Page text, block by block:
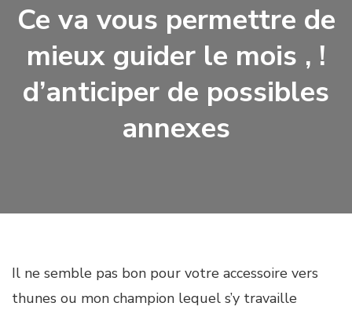
Ce va vous permettre de
mieux guider le mois , !
d’anticiper de possibles
annexes
Il ne semble pas bon pour votre accessoire vers
thunes ou mon champion lequel s’y travaille